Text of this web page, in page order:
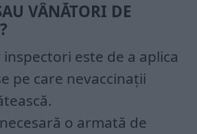
VÂNĂTORI DE
este de a aplica
pe care nevaccinații
o armată de